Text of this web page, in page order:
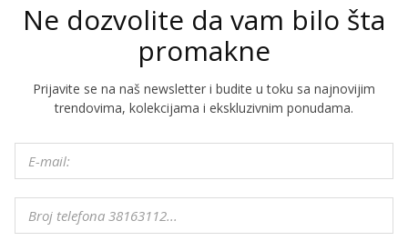
Ne dozvolite da vam bilo šta
promakne
Prijavite se na naš newsletter i budite u toku sa najnovijim
trendovima, kolekcijama i ekskluzivnim ponudama.